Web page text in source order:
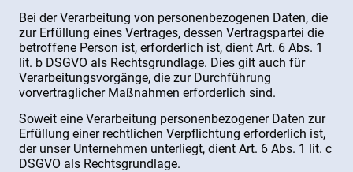
Bei der Verarbeitung von personenbezogenen Daten, die
zur Erfüllung eines Vertrages, dessen Vertragspartei die
betroffene Person ist, erforderlich ist, dient Art. 6 Abs. 1
lit. b DSGVO als Rechtsgrundlage. Dies gilt auch für
Verarbeitungsvorgänge, die zur Durchführung
vorvertraglicher Maßnahmen erforderlich sind.
Soweit eine Verarbeitung personenbezogener Daten zur
Erfüllung einer rechtlichen Verpflichtung erforderlich ist,
der unser Unternehmen unterliegt, dient Art. 6 Abs. 1 lit. c
DSGVO als Rechtsgrundlage.